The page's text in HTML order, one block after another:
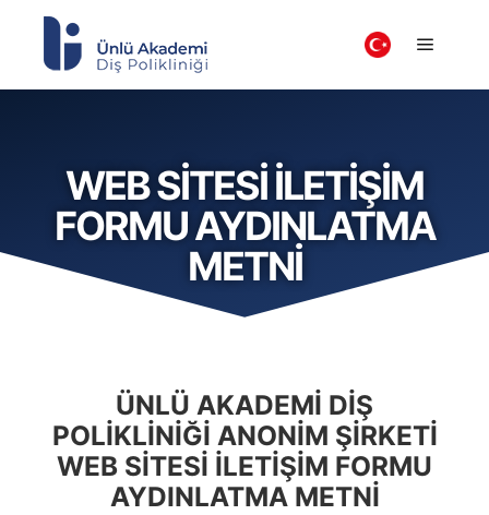
WEB SITESI İLETIŞIM
FORMU AYDINLATMA
METNI
ÜNLÜ AKADEMİ DİŞ
POLİKLİNİĞİ ANONİM ŞİRKETİ
WEB SİTESİ İLETİŞİM FORMU
AYDINLATMA METNİ